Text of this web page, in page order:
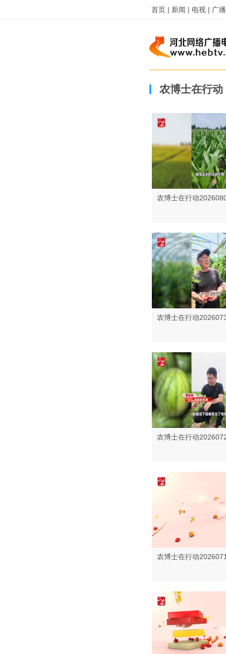
首页 | 新闻 | 电视 | 广
农博士在行动
农博士在行动
农博士在行动
农博士在行动
农博士在行动